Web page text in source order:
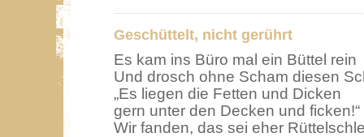
Geschüttelt, nicht gerührt
Es kam ins Büro mal ein Büttel rein
Und drosch ohne Scham diesen
„Es liegen die Fetten und Dicken
gern unter den Decken und ficken!“
Wir fanden, das sei eher